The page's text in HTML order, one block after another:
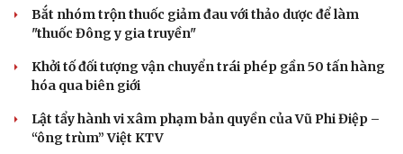
Bắt nhóm trộn thuốc giảm đau với thảo dược để làm
"thuốc Đông y gia truyền"
Khởi tố đối tượng vận chuyển trái phép gần 50 tấn hàng
hóa qua biên giới
Lật tẩy hành vi xâm phạm bản quyền của Vũ Phi Điệp –
“ông trùm” Việt KTV